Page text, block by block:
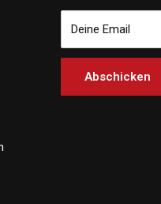
Deine Email
Abschicken